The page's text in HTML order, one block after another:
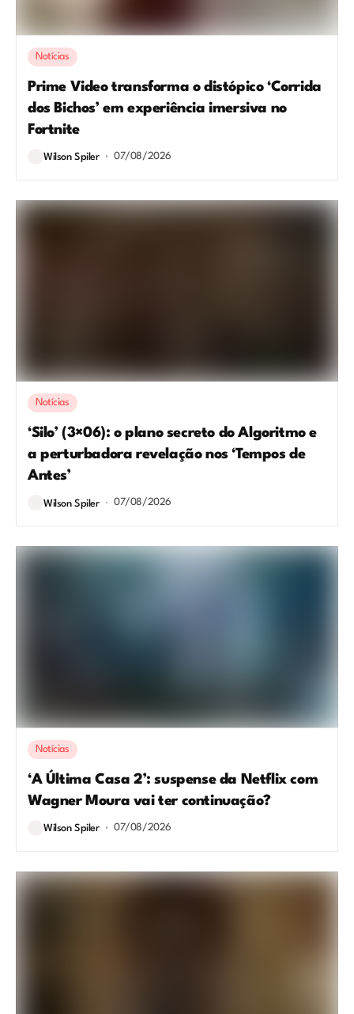
Notícias
Prime Video transforma o distópico ‘Corrida
dos Bichos’ em experiência imersiva no
Fortnite
Wilson Spiler 07/08/2026
Notícias
‘Silo’ (3×06): o plano secreto do Algoritmo e
a perturbadora revelação nos ‘Tempos de
Antes’
Wilson Spiler 07/08/2026
Notícias
‘A Última Casa 2’: suspense da Netflix com
Wagner Moura vai ter continuação?
Wilson Spiler 07/08/2026